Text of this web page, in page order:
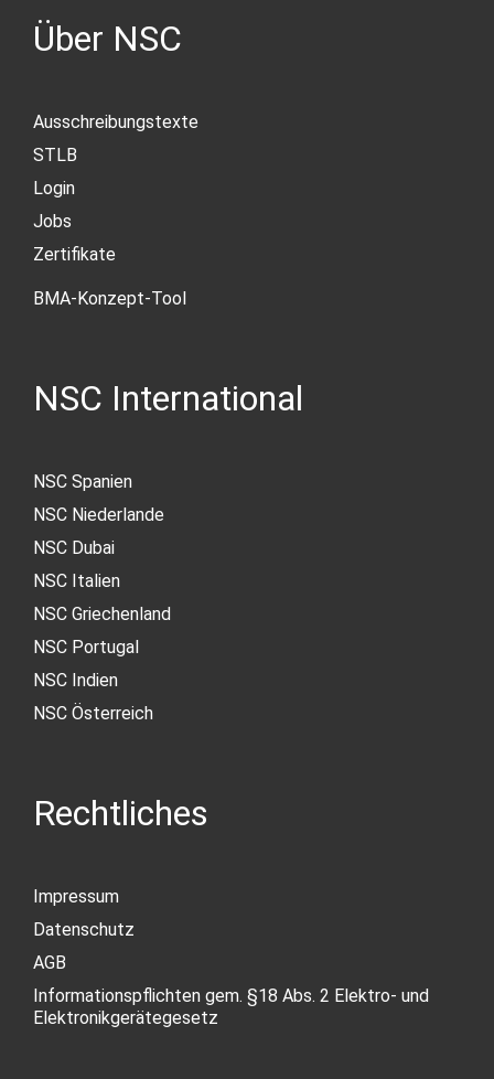
Über NSC
Ausschreibungstexte
STLB
Login
Jobs
Zertifikate
BMA-Konzept-Tool
NSC International
NSC Spanien
NSC Niederlande
NSC Dubai
NSC Italien
NSC Griechenland
NSC Portugal
NSC Indien
NSC Österreich
Rechtliches
Impressum
Datenschutz
AGB
Informationspflichten gem. §18 Abs. 2 Elektro- und
Elektronikgerätegesetz